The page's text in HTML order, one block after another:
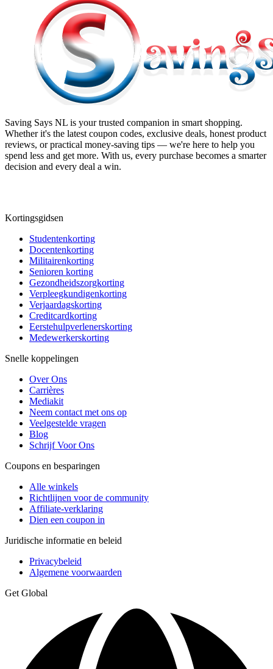
Saving Says NL is your trusted companion in smart shopping.
Whether it's the latest coupon codes, exclusive deals, honest product
reviews, or practical money-saving tips — we're here to help you
spend less and get more. With us, every purchase becomes a smarter
decision and every deal a win.
Kortingsgidsen
Studentenkorting
Docentenkorting
Militairenkorting
Senioren korting
Gezondheidszorgkorting
Verpleegkundigenkorting
Verjaardagskorting
Creditcardkorting
Eerstehulpverlenerskorting
Medewerkerskorting
Snelle koppelingen
Over Ons
Carrières
Mediakit
Neem contact met ons op
Veelgestelde vragen
Blog
Schrijf Voor Ons
Coupons en besparingen
Alle winkels
Richtlijnen voor de community
Affiliate-verklaring
Dien een coupon in
Juridische informatie en beleid
Privacybeleid
Algemene voorwaarden
Get Global